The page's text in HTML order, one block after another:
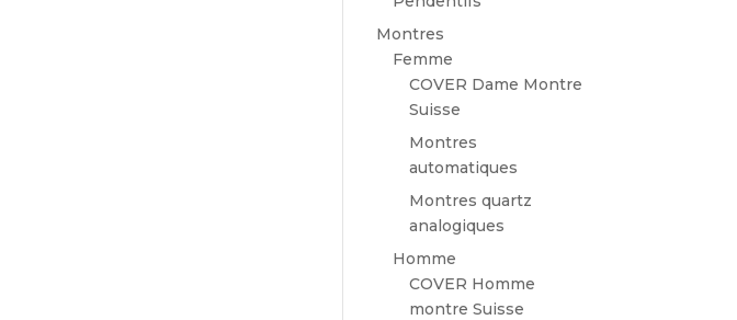
Montres
Femme
COVER Dame Montre
Suisse
Montres
automatiques
Montres quartz
analogiques
Homme
COVER Homme
montre Suisse